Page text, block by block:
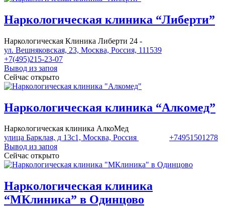
Наркологическая клиника “Либерти”
Наркологическая Клиника Либерти 24 -
ул. Вешняковская, 23, Москва, Россия, 111539
+7(495)215-23-07
Вывод из запоя
Сейчас открыто
Наркологическая клиника “Алкомед”
Наркологическая клиника АлкоМед
улица Барклая, д 13с1, Москва, Россия
+74951501278
Вывод из запоя
Сейчас открыто
Наркологическая клиника
“МКлиника” в Одинцово